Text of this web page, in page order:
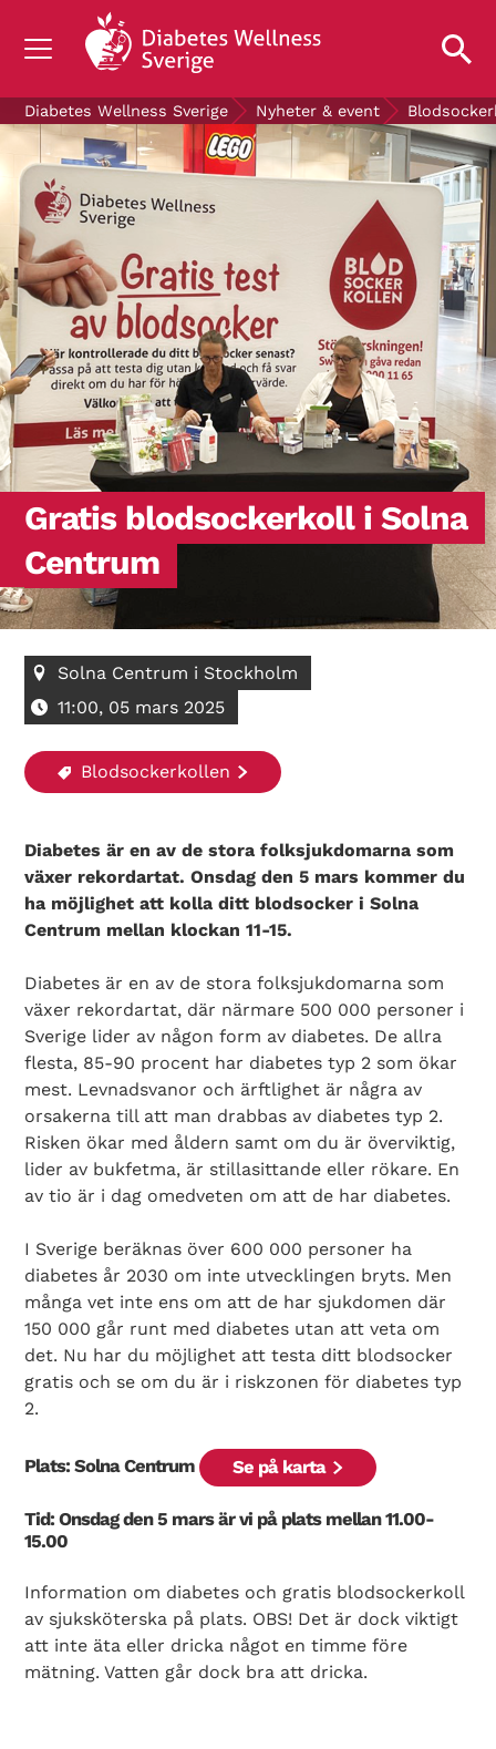
OM DIABETES
STÖD OSS
FORSKNING
NYHETER & EVENT
OM OSS
GRATIS DIABETESPRODUKTER
Blodsockerkollen
Diabetes Wellness Sverige Nyheter & event
Gratis blodsockerkoll i Solna
Centrum
Solna Centrum i Stockholm
11:00, 05 mars 2025
Blodsockerkollen
Diabetes är en av de stora folksjukdomarna som
växer rekordartat. Onsdag den 5 mars kommer du
ha möjlighet att kolla ditt blodsocker i Solna
Centrum mellan klockan 11-15.
Diabetes är en av de stora folksjukdomarna som
växer rekordartat, där närmare 500 000 personer i
Sverige lider av någon form av diabetes. De allra
flesta, 85-90 procent har diabetes typ 2 som ökar
mest. Levnadsvanor och ärftlighet är några av
orsakerna till att man drabbas av diabetes typ 2.
Risken ökar med åldern samt om du är överviktig,
lider av bukfetma, är stillasittande eller rökare. En
av tio är i dag omedveten om att de har diabetes.
I Sverige beräknas över 600 000 personer ha
diabetes år 2030 om inte utvecklingen bryts. Men
många vet inte ens om att de har sjukdomen där
150 000 går runt med diabetes utan att veta om
det. Nu har du möjlighet att testa ditt blodsocker
gratis och se om du är i riskzonen för diabetes typ
2.
Plats: Solna Centrum Se på karta
Tid: Onsdag den 5 mars är vi på plats mellan 11.00-
15.00
Information om diabetes och gratis blodsockerkoll
av sjuksköterska på plats. OBS! Det är dock viktigt
att inte äta eller dricka något en timme före
mätning. Vatten går dock bra att dricka.